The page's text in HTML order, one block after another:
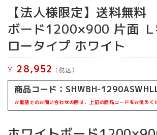
【法人様限定】送料無
ボード1200×900 片面 Ｌ
ロータイプ ホワイト
¥ 28,952 (税込）
商品コード： SHWBH-
お電話でのお問い合わせの際は、上記の商品コードをお伝えく